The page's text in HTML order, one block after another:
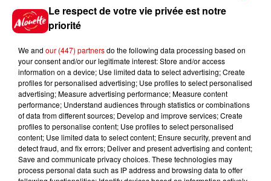
"Attention au démarchage
abusif" : la préfecture de la
Gironde...
5 août 2026
À LA UNE : incendie à La
Rochelle, mégaferme de
saumons et succès...
Le respect de votre vie privée est notre
priorité
We and our (447) partnersdo the following data processing based on
your consent and/or our legitimate interest: Store and/or access
information on a device; Use limited data to select advertising; Create
profiles for personalised advertising; Use profiles to select personalised
advertising; Measure advertising performance; Measure content
performance; Understand audiences through statistics or combinations
of data from different sources; Develop and improve services; Create
profiles to personalise content; Use profiles to select personalised
content; Use limited data to select content; Ensure security, prevent and
detect fraud, and fix errors; Deliver and present advertising and content;
Save and communicate privacy choices. These technologies may
process personal data such as IP address and browsing data to offer